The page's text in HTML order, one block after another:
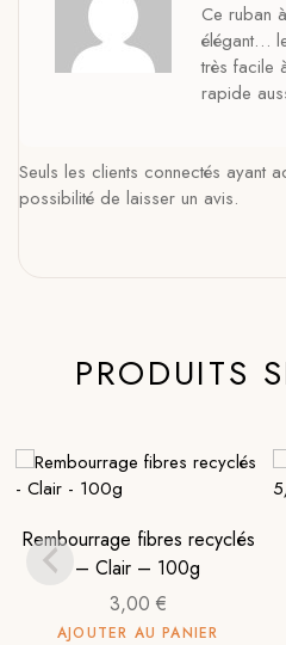
Ce ruban
élégant…
très facile
rapide
Seuls les clients connectés ayant
possibilité de laisser un avis.
PRODUITS
Rembourrage fibres recyclés
– Clair – 100g
3,00 €
AJOUTER AU PANIER